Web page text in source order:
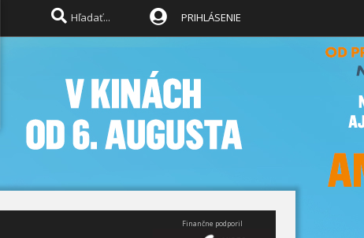
PRIHLÁSENIE
Finančne podporil